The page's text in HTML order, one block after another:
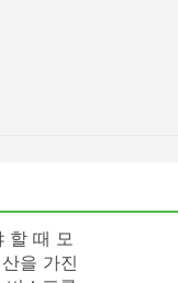
할 때 모
을 가진